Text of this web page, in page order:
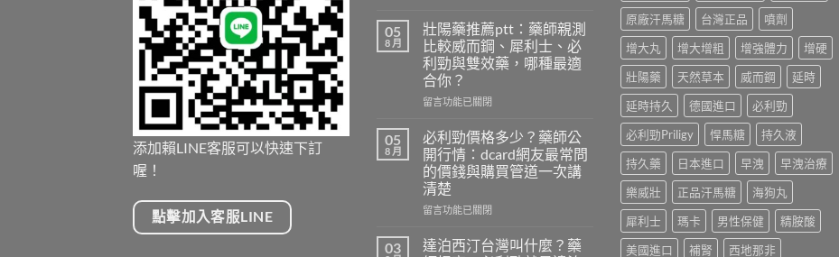
添加賴LINE客服可以快速下訂
喔！
點擊加入客服LINE
利
勁
網
購
詐
騙
傳！
藥
師
親
身
經
拆
解
05
8 月
壯陽藥推薦ptt：藥師親測
比較威而鋼、犀利士、必
利勁與雙效藥，哪種最適
合你？
在
陽
藥
推
薦
ptt：
藥
親
測
留言功能已關閉
05
8 月
必利勁價格多少？藥師公
開行情：dcard網友最常問
的價錢與購買管道一次講
清楚
在
利
勁
留言功能已關閉
03
達泊西汀台灣叫什麼？藥
原廠汗馬糖
台灣正品
噴劑
增大丸
增大增粗 增強體力
增硬
壯陽藥
天然草本 威而鋼
延時
延時持久
德國進口
必利勁
必利勁Priligy
悍馬糖
持久液
持久藥
日本進口 早洩
早洩治療
樂威壯
正品汗馬糖
海狗丸
犀利士
瑪卡 男性保健
精胺酸
美國進口
補腎 西地那非